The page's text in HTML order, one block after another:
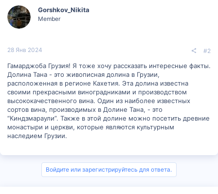
Gorshkov_Nikita
Member
28 Янв 2024 #2
Гамарджоба Грузия! Я тоже хочу рассказать интересные факты.
Долина Тана - это живописная долина в Грузии,
расположенная в регионе Кахетия. Эта долина известна
своими прекрасными виноградниками и производством
высококачественного вина. Один из наиболее известных
сортов вина, производимых в Долине Тана, - это
“Киндзмараули”. Также в этой долине можно посетить древние
монастыри и церкви, которые являются культурным
наследием Грузии.
Войдите или зарегистрируйтесь для ответа.